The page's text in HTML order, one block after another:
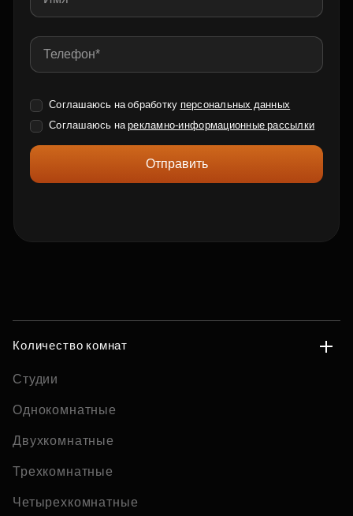
Соглашаюсь на обработку персональных данных
Соглашаюсь нарекламно-информационные рассылки
Отправить
Количество комнат
Студии
Однокомнатные
Двухкомнатные
Трехкомнатные
Четырехкомнатные